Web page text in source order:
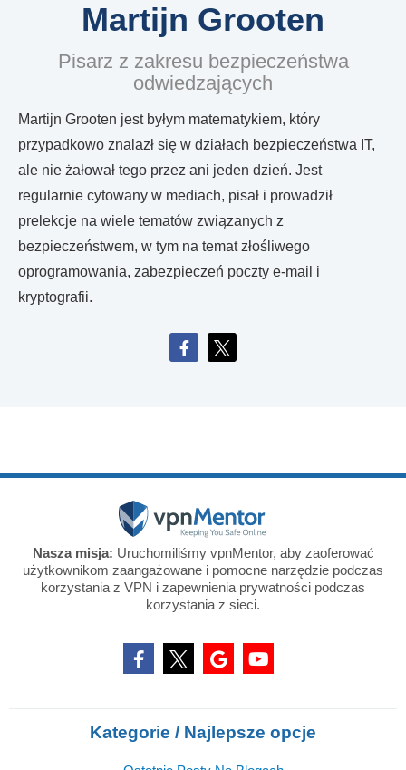
Martijn Grooten
Pisarz z zakresu bezpieczeństwa
odwiedzających
Martijn Grooten jest byłym matematykiem, który
przypadkowo znalazł się w działach bezpieczeństwa IT,
ale nie żałował tego przez ani jeden dzień. Jest
regularnie cytowany w mediach, pisał i prowadził
prelekcje na wiele tematów związanych z
bezpieczeństwem, w tym na temat złośliwego
oprogramowania, zabezpieczeń poczty e-mail i
kryptografii.
Nasza misja: Uruchomiliśmy vpnMentor, aby zaoferować
użytkownikom zaangażowane i pomocne narzędzie podczas
korzystania z VPN i zapewnienia prywatności podczas
korzystania z sieci.
Kategorie / Najlepsze opcje